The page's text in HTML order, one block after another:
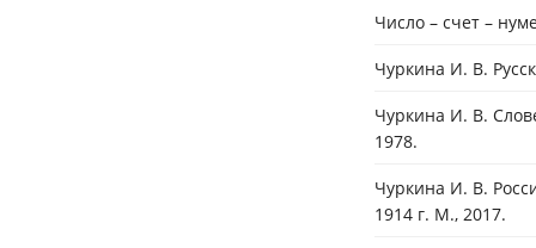
Число – счет –
Чуркина И. В.
Чуркина И. В.
1978.
Чуркина И. В.
1914 г. М., 2017.